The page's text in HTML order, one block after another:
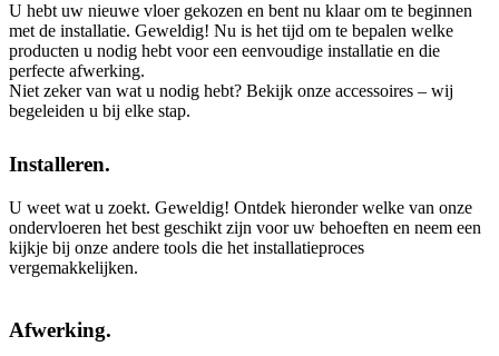
U hebt uw nieuwe vloer gekozen en bent nu klaar om te beginnen
met de installatie. Geweldig! Nu is het tijd om te bepalen welke
producten u nodig hebt voor een eenvoudige installatie en die
perfecte afwerking.
Niet zeker van wat u nodig hebt? Bekijk onze accessoires – wij
begeleiden u bij elke stap.
Installeren.
U weet wat u zoekt. Geweldig! Ontdek hieronder welke van onze
ondervloeren het best geschikt zijn voor uw behoeften en neem een
kijkje bij onze andere tools die het installatieproces
vergemakkelijken.
Afwerking.